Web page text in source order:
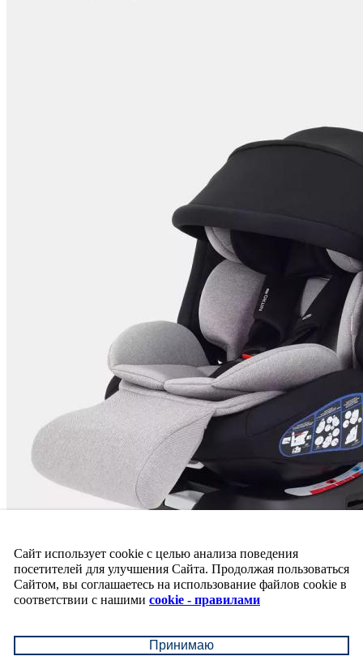
Автокресло Rant Nitro Plus, IsoFix, 0-36 кг (0-1-2...
Сайт использует cookie с целью анализа поведения
посетителей для улучшения Сайта. Продолжая пользоваться
Сайтом, вы соглашаетесь на использование файлов cookie в
соответствии с нашими cookie - правилами
Принимаю